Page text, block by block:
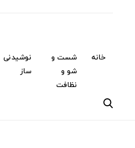
خانه
شست و
شو و
نظافت
نوشیدنی
ساز